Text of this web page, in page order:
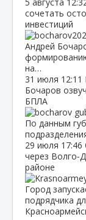
сочетать
инвестиций
Андрей
на…
31 июля 12:11
Бочаров
БПЛА
По данным
29 июля 17:46
через
районе
Город
подрядчика